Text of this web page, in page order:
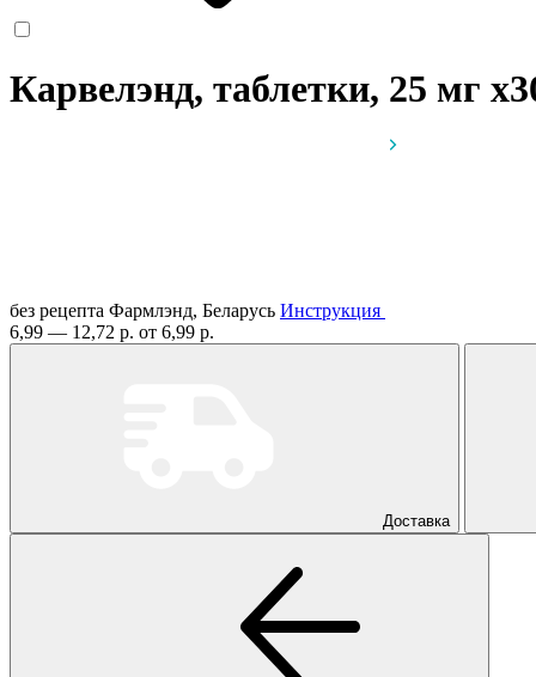
Карвелэнд, таблетки, 25 мг
без рецепта Фармлэнд, Беларусь Инструкция
6,99 — 12,72 р. от 6,99 р.
Доставка